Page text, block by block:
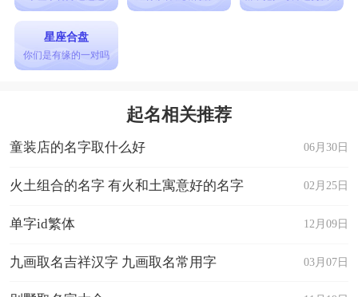
星座合盘
你们是有缘的一对吗
起名相关推荐
06月30日
童装店的名字取什么好
02月25日
火土组合的名字 有火和土寓意好的名字
12月09日
单字id繁体
03月07日
九画取名吉祥汉字 九画取名常用字